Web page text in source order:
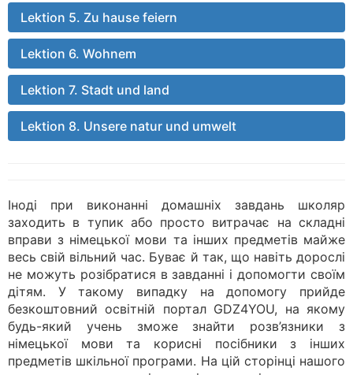
Lektion 5. Zu hause feiern
Lektion 6. Wohnem
Lektion 7. Stadt und land
Lektion 8. Unsere natur und umwelt
Іноді при виконанні домашніх завдань школяр
заходить в тупик або просто витрачає на складні
вправи з німецької мови та інших предметів майже
весь свій вільний час. Буває й так, що навіть дорослі
не можуть розібратися в завданні і допомогти своїм
дітям. У такому випадку на допомогу прийде
безкоштовний освітній портал GDZ4YOU, на якому
будь-який учень зможе знайти розв’язники з
німецької мови та корисні посібники з інших
предметів шкільної програми. На цій сторінці нашого